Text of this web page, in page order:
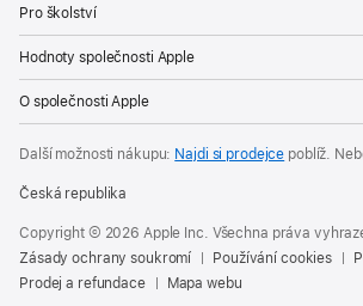
Pro školství
Hodnoty společnosti Apple
O společnosti Apple
Další možnosti nákupu: Najdi si prodejce poblíž.
Česká republika
Copyright © 2026 Apple Inc. Všechna práva
Zásady ochrany soukromí
Používání cookies
Prodej a refundace
Mapa webu